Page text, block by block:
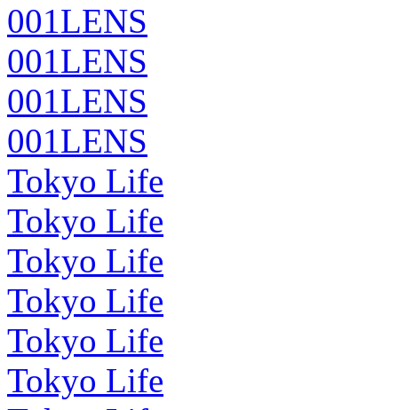
001LENS
001LENS
001LENS
001LENS
Tokyo Life
Tokyo Life
Tokyo Life
Tokyo Life
Tokyo Life
Tokyo Life